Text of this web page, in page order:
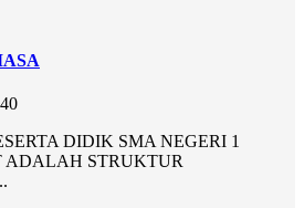
DIDIK SMA NEGERI 1
ADALAH STRUKTUR